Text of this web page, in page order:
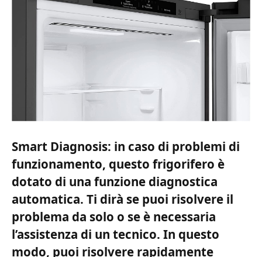
Smart Diagnosis: in caso di problemi di
funzionamento, questo frigorifero è
dotato di una funzione diagnostica
automatica. Ti dirà se puoi risolvere il
problema da solo o se è necessaria
l’assistenza di un tecnico. In questo
modo, puoi risolvere rapidamente